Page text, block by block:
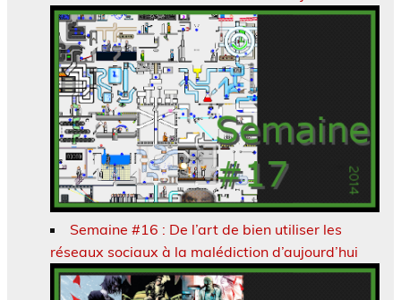
Semaine #16 : De l’art de bien utiliser les
réseaux sociaux à la malédiction d’aujourd’hui